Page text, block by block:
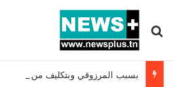
بحث عن